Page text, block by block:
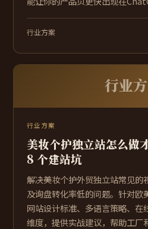
行业方案
行业
行业方案
美妆个护独立站怎么做
8 个建站坑
解决美妆个护外贸独立站常见的
及询盘转化率低的问题。针对欧
网站设计标准、多语言策略、在
维度，提供实战建议，帮助工厂